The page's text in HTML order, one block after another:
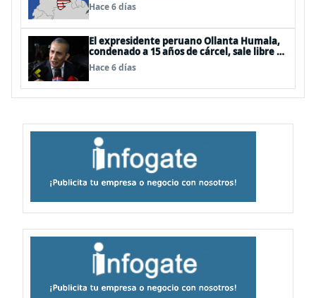
Hace 6 días
El expresidente peruano Ollanta Humala,
condenado a 15 años de cárcel, sale libre al
anularse su caso
Hace 6 días